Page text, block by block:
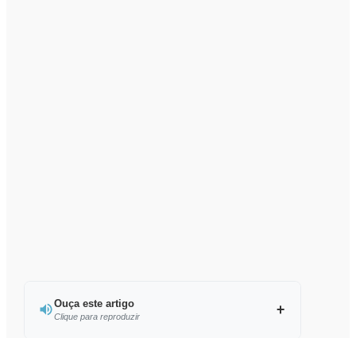
Ouça este artigo
Clique para reproduzir